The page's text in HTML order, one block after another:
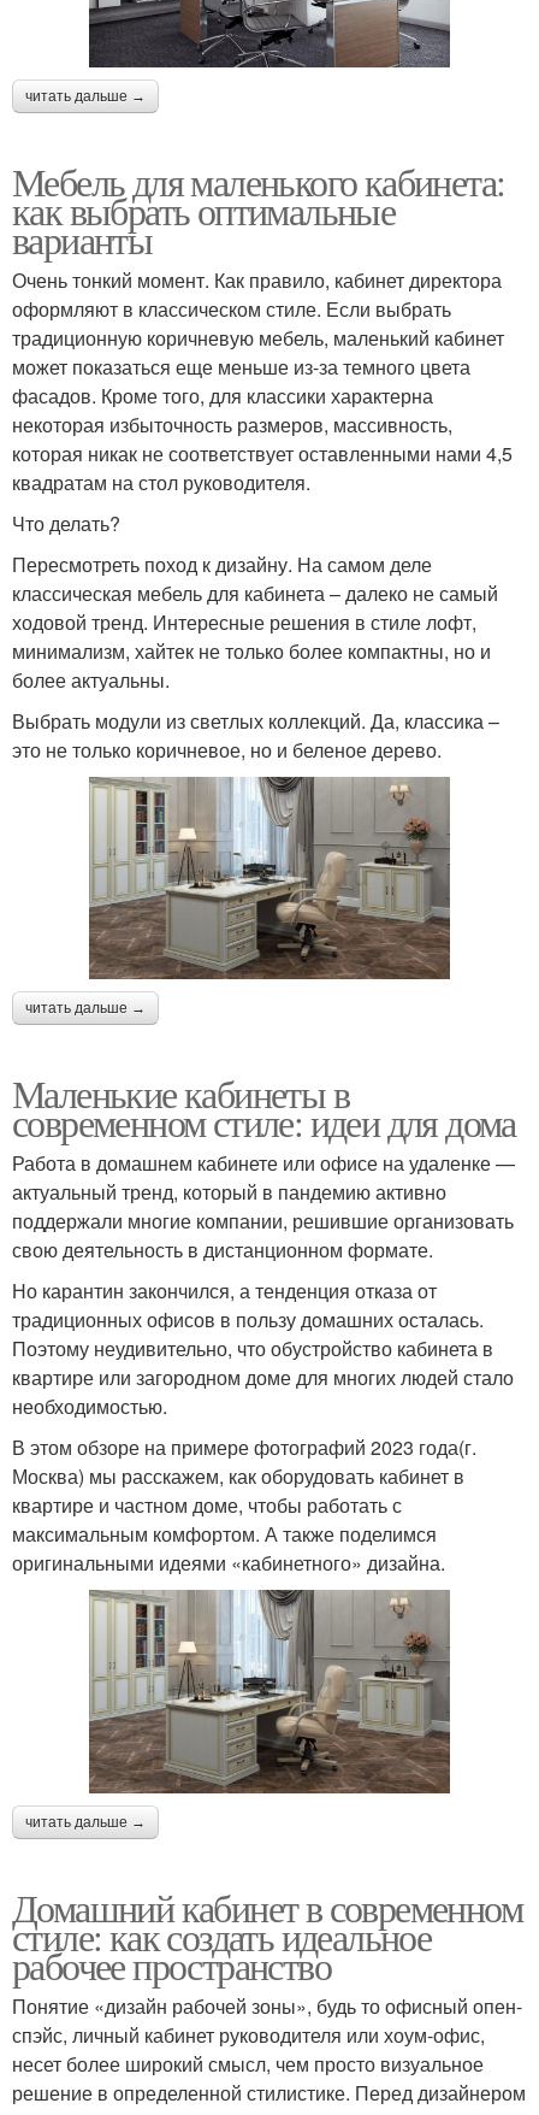
читать дальше →
Мебель для маленького кабинета:
как выбрать оптимальные
варианты
Очень тонкий момент. Как правило, кабинет директора
оформляют в классическом стиле. Если выбрать
традиционную коричневую мебель, маленький кабинет
может показаться еще меньше из-за темного цвета
фасадов. Кроме того, для классики характерна
некоторая избыточность размеров, массивность,
которая никак не соответствует оставленными нами 4,5
квадратам на стол руководителя.
Что делать?
Пересмотреть поход к дизайну. На самом деле
классическая мебель для кабинета – далеко не самый
ходовой тренд. Интересные решения в стиле лофт,
минимализм, хайтек не только более компактны, но и
более актуальны.
Выбрать модули из светлых коллекций. Да, классика –
это не только коричневое, но и беленое дерево.
читать дальше →
Маленькие кабинеты в
современном стиле: идеи для дома
Работа в домашнем кабинете или офисе на удаленке —
актуальный тренд, который в пандемию активно
поддержали многие компании, решившие организовать
свою деятельность в дистанционном формате.
Но карантин закончился, а тенденция отказа от
традиционных офисов в пользу домашних осталась.
Поэтому неудивительно, что обустройство кабинета в
квартире или загородном доме для многих людей стало
необходимостью.
В этом обзоре на примере фотографий 2023 года(г.
Москва) мы расскажем, как оборудовать кабинет в
квартире и частном доме, чтобы работать с
максимальным комфортом. А также поделимся
оригинальными идеями «кабинетного» дизайна.
читать дальше →
Домашний кабинет в современном
стиле: как создать идеальное
рабочее пространство
Понятие «дизайн рабочей зоны», будь то офисный опен-
спэйс, личный кабинет руководителя или хоум-офис,
несет более широкий смысл, чем просто визуальное
решение в определенной стилистике. Перед дизайнером